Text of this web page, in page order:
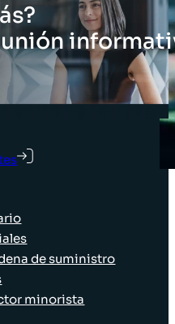
de suministro
minorista